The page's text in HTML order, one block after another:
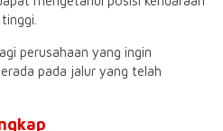
perusahaan yang ingin
pada jalur yang telah